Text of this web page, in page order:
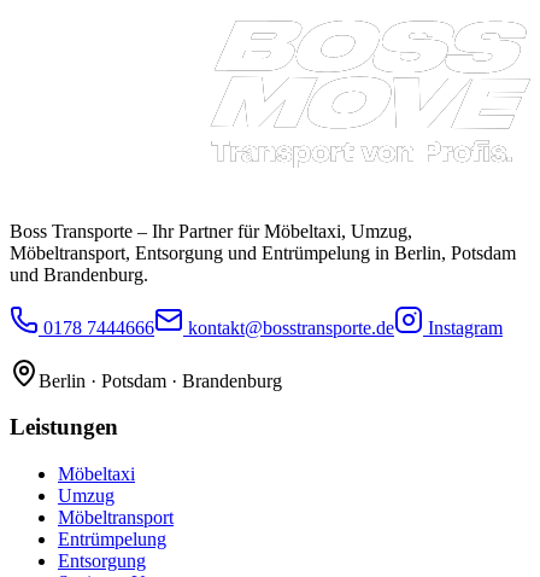
Boss Transporte – Ihr Partner für Möbeltaxi, Umzug,
Möbeltransport, Entsorgung und Entrümpelung in Berlin, Potsdam
und Brandenburg.
0178 7444666 kontakt@bosstransporte.de Instagram
Berlin · Potsdam · Brandenburg
Leistungen
Möbeltaxi
Umzug
Möbeltransport
Entrümpelung
Entsorgung